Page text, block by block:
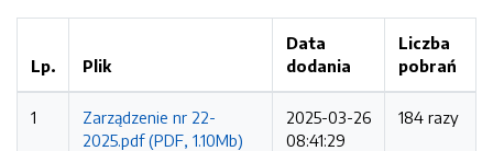
Lp. Plik
Data
dodania
Liczba
pobrań
1
Zarządzenie nr 22-
2025.pdf (PDF, 1.10Mb)
2025-03-26
08:41:29
184 razy